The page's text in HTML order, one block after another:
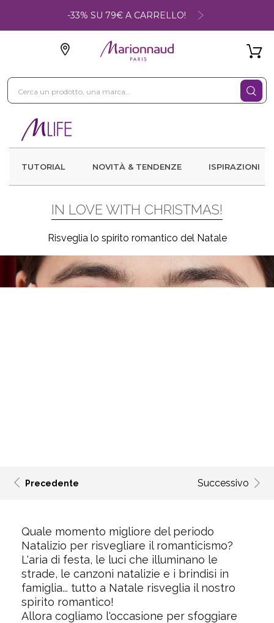
-33% SU 79€ A CARRELLO!
TUTORIAL NOVITÀ & TENDENZE ISPIRAZIONI
IN LOVE WITH CHRISTMAS!
Risveglia lo spirito romantico del Natale
Precedente Successivo
Quale momento migliore del periodo
Natalizio per risvegliare il romanticismo?
L'aria di festa, le luci che illuminano le
strade, le canzoni natalizie e i brindisi in
famiglia... tutto a Natale risveglia il nostro
spirito romantico!
Allora cogliamo l'occasione per sfoggiare